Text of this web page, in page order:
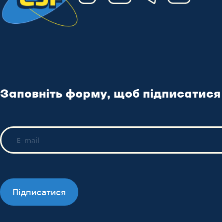
Заповніть форму, щоб
Підписатися